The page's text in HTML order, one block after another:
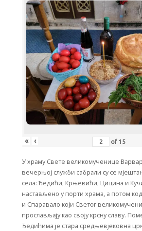
« ‹ of 15
У храму Свете великомученице
вечерњој служби сабрали су се
села: Ђедићи, Крњевићи, Цицина и
настављено у порти храма, а потом
и Спаравало који Светог
прослављају као своју крсну славу.
Ђедићима је стара средњевјековна